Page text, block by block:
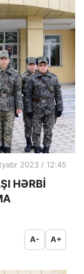
2023 / 12:45
HƏRBİ
A- A+